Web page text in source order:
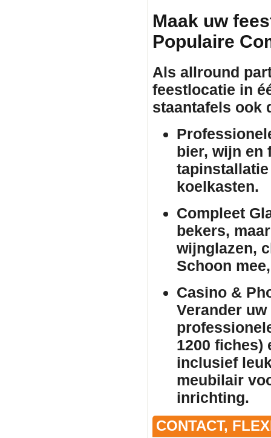
Maak uw
Populaire
Als allround
feestlocatie in
staantafels ook
bier, wijn en
koelkasten.
Compleet
bekers,
wijnglazen,
Schoon
Casino &
Verander
1200 fiches)
inclusief
meubilair
inrichting.
CONTACT,